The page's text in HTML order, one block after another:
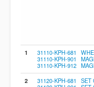
1
31110-KPH-681
31110-KPH-901
31110-KPH-912
2
31120-KPH-681 SET